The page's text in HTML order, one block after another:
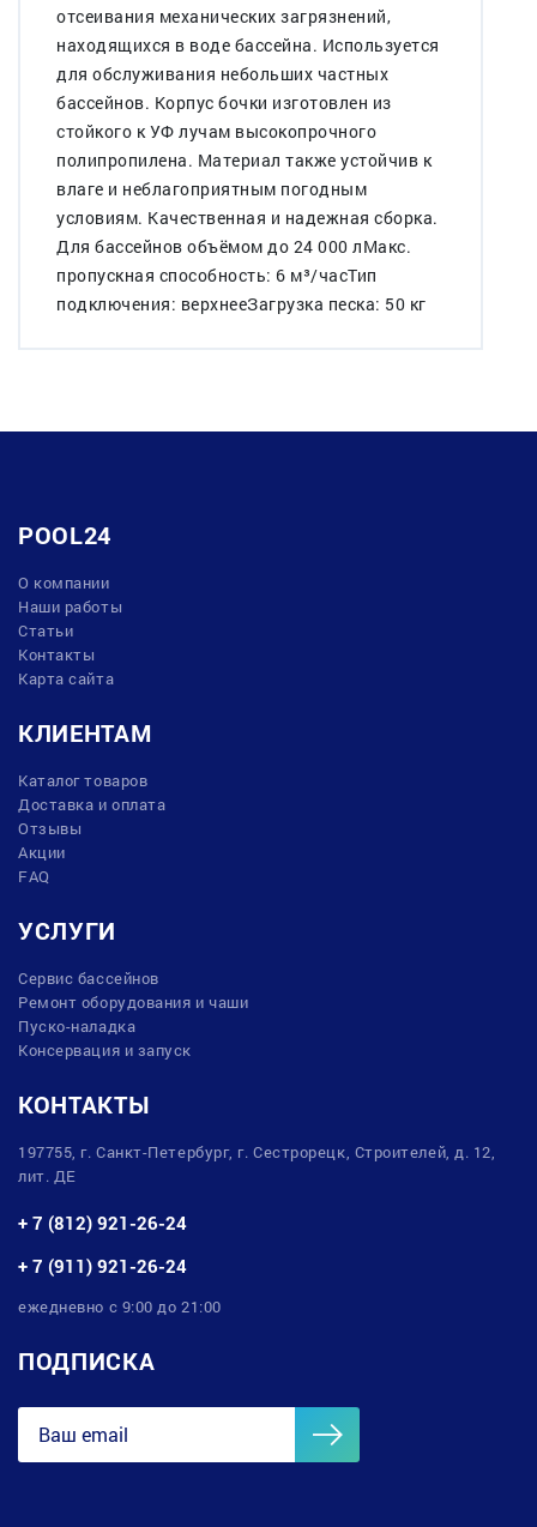
отсеивания механических загрязнений,
находящихся в воде бассейна. Используется
для обслуживания небольших частных
бассейнов. Корпус бочки изготовлен из
стойкого к УФ лучам высокопрочного
полипропилена. Материал также устойчив к
влаге и неблагоприятным погодным
условиям. Качественная и надежная сборка.
Для бассейнов объёмом до 24 000 лМакс.
пропускная способность: 6 м³/часТип
подключения: верхнееЗагрузка песка: 50 кг
POOL24
О компании
Наши работы
Статьи
Контакты
Карта сайта
КЛИЕНТАМ
Каталог товаров
Доставка и оплата
Отзывы
Акции
FAQ
УСЛУГИ
Сервис бассейнов
Ремонт оборудования и чаши
Пуско-наладка
Консервация и запуск
КОНТАКТЫ
197755, г. Санкт-Петербург, г. Сестрорецк, Строителей, д. 12,
лит. ДЕ
+ 7 (812) 921-26-24
+ 7 (911) 921-26-24
ежедневно с 9:00 до 21:00
ПОДПИСКА